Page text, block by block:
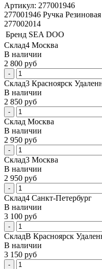
Артикул: 277001946
277001946 Ручка
277002014
Бренд SEA DOO
Склад4 Москва
В наличии
2 800 руб
Склад3 Красноярск
В наличии
2 850 руб
Склад Москва
В наличии
2 950 руб
Склад3 Москва
В наличии
2 950 руб
Склад4 Санкт-Петербург
В наличии
3 100 руб
СкладВ Красноярск
В наличии
3 150 руб